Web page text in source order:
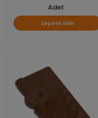
Adet
Sepete Ekle